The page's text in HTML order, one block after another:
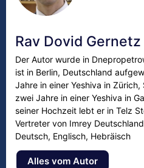
Rav Dovid Gernetz
Der Autor wurde in
ist in Berlin, Deutschland
Jahre in einer Yeshiva in
zwei Jahre in einer Yeshiva in
seiner Hochzeit lebt er in Telz
Vertreter von Imrey
Deutsch, Englisch, Hebräisch
Alles vom Autor